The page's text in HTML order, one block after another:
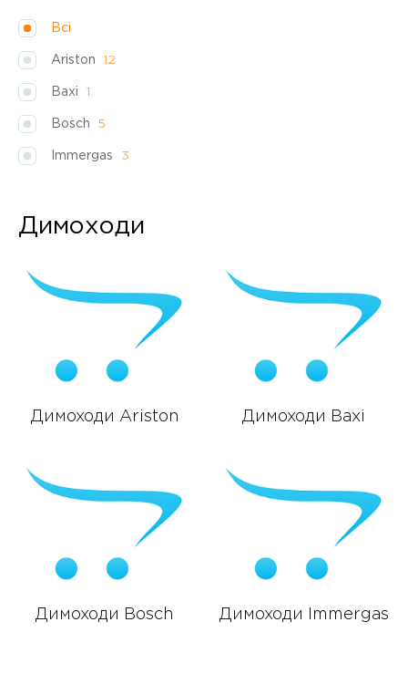
Всі
Ariston 12
Baxi 1
Bosch 5
Immergas 3
Димоходи
Димоходи Ariston Димоходи Baxi
Димоходи Bosch Димоходи Immergas